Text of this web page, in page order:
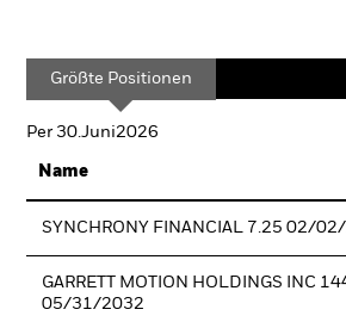
Größte Positionen
Per 30.Juni2026
Name
SYNCHRONY FINANCIAL 7.25 02/
GARRETT MOTION HOLDINGS INC
05/31/2032